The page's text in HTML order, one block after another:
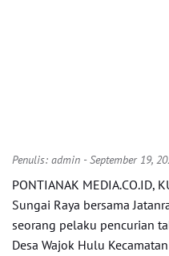
Penulis: admin - September 19,
PONTIANAK MEDIA.CO.ID,
Sungai Raya bersama
seorang pelaku pencurian
Desa Wajok Hulu